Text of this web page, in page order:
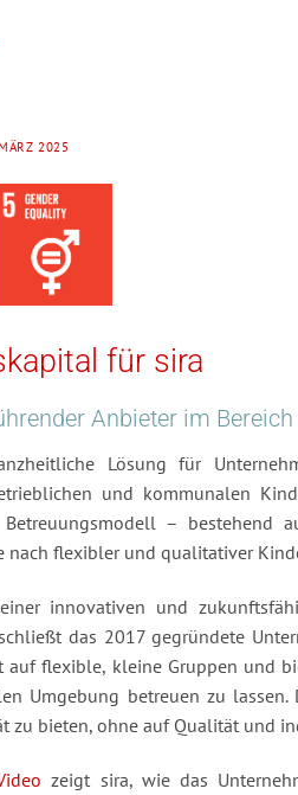
2025
für sira
Anbieter im
Lösung für
und kommunalen
–
nach flexibler und qualitativer
innovativen und
das 2017 gegründete
auf flexible, kleine Gruppen und
Umgebung betreuen zu
zu bieten, ohne auf Qualität und
zeigt sira, wie das